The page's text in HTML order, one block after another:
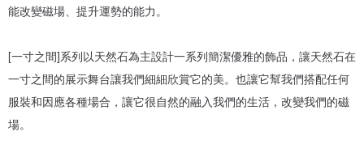
能改變磁場、提升運勢的能力。
[一寸之間]系列以天然石為主設計一系列簡潔優雅的飾品，讓天然石在
一寸之間的展示舞台讓我們細細欣賞它的美。也讓它幫我們搭配任何
服裝和因應各種場合，讓它很自然的融入我們的生活，改變我們的磁
場。